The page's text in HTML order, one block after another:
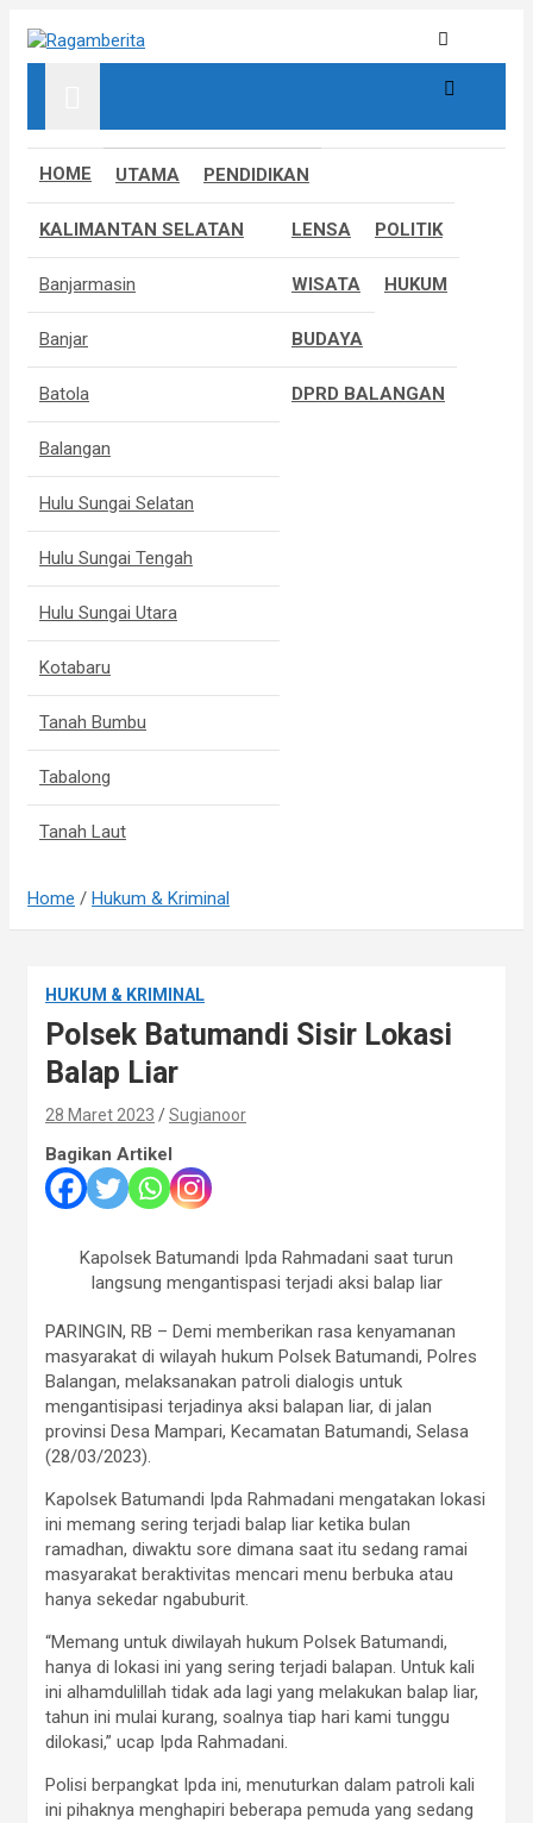
Ragamberita
Informatif, Edukatif & Inpiratif
HOME UTAMA PENDIDIKAN
KALIMANTAN SELATAN
Banjarmasin
Banjar
Batola
Balangan
Hulu Sungai Selatan
Hulu Sungai Tengah
Hulu Sungai Utara
Kotabaru
Tanah Bumbu
Tabalong
Tanah Laut
LENSA POLITIK
WISATA HUKUM
BUDAYA
DPRD BALANGAN
Home Hukum & Kriminal
HUKUM & KRIMINAL
Polsek Batumandi Sisir Lokasi
Balap Liar
28 Maret 2023 Sugianoor
Bagikan Artikel
Kapolsek Batumandi Ipda Rahmadani saat turun
langsung mengantispasi terjadi aksi balap liar
PARINGIN, RB – Demi memberikan rasa kenyamanan
masyarakat di wilayah hukum Polsek Batumandi, Polres
Balangan, melaksanakan patroli dialogis untuk
mengantisipasi terjadinya aksi balapan liar, di jalan
provinsi Desa Mampari, Kecamatan Batumandi, Selasa
(28/03/2023).
Kapolsek Batumandi Ipda Rahmadani mengatakan lokasi
ini memang sering terjadi balap liar ketika bulan
ramadhan, diwaktu sore dimana saat itu sedang ramai
masyarakat beraktivitas mencari menu berbuka atau
hanya sekedar ngabuburit.
“Memang untuk diwilayah hukum Polsek Batumandi,
hanya di lokasi ini yang sering terjadi balapan. Untuk kali
ini alhamdulillah tidak ada lagi yang melakukan balap liar,
tahun ini mulai kurang, soalnya tiap hari kami tunggu
dilokasi,” ucap Ipda Rahmadani.
Polisi berpangkat Ipda ini, menuturkan dalam patroli kali
ini pihaknya menghapiri beberapa pemuda yang sedang